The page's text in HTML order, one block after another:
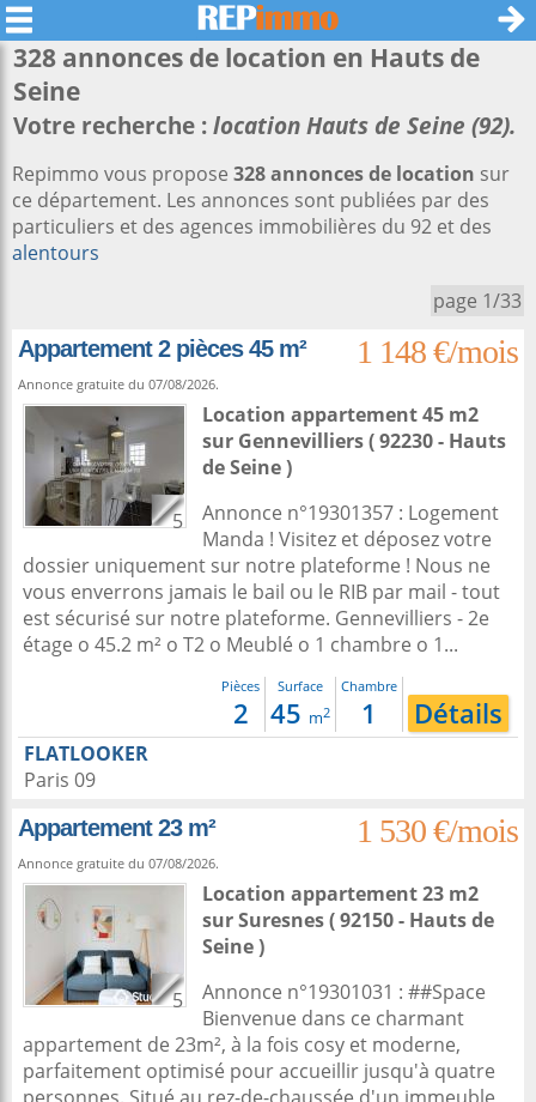
328 annonces de location en Hauts de
Seine
Votre recherche :location Hauts de Seine (92).
Repimmo vous propose 328 annonces de location sur
ce département. Les annonces sont publiées par des
particuliers et des agences immobilières du 92 et des
alentours
page 1/33
Appartement 2 pièces 45 m²
1 148 €/mois
Annonce gratuite du 07/08/2026.
5
Location appartement 45 m2
sur Gennevilliers( 92230 - Hauts
de Seine )
Annonce n°19301357 : Logement
Manda ! Visitez et déposez votre
dossier uniquement sur notre plateforme ! Nous ne
vous enverrons jamais le bail ou le RIB par mail - tout
est sécurisé sur notre plateforme. Gennevilliers - 2e
étage o 45.2 m² o T2 o Meublé o 1 chambre o 1...
Pièces
2
Surface
45 m2
Chambre
1 Détails
FLATLOOKER
Paris 09
Appartement 23 m²
1 530 €/mois
Annonce gratuite du 07/08/2026.
5
Location appartement 23 m2
surSuresnes( 92150 - Hauts de
Seine )
Annonce n°19301031 : ##Space
Bienvenue dans ce charmant
appartement de 23m², à la fois cosy et moderne,
parfaitement optimisé pour accueillir jusqu'à quatre